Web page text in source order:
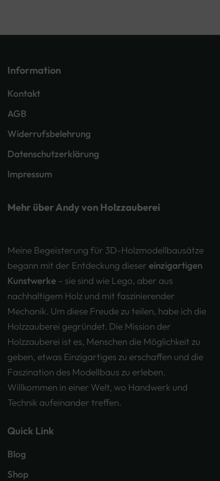
Information
Kontakt
AGB
Widerrufsbelehrung
Datenschutzerklärung
Impressum
Mehr über Andy von Holzzauberei
Meine Begeisterung für 3D-Holzmodellbausätze
begann mit der Entdeckung dieser einzigartigen
Kunstwerke – sie sind wie Lego, aber aus
nachhaltigem Holz und mit faszinierender
Mechanik. Um diese Freude zu teilen, habe ich die
Holzzauberei gegründet. Die Mission der
Holzzauberei ist es, Menschen die Möglichkeit zu
geben, etwas Einzigartiges zu erschaffen und die
Faszination des Modellbaus zu erleben.
Willkommen in einer Welt, wo Handwerk und
Technik aufeinander treffen.
Quick Link
Blog
Shop